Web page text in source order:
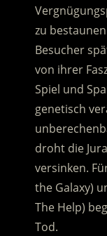
zu
Besucher
von ihrer
Spiel und
genetisch
droht die
versinken.
the Galaxy)
The Help)
Tod.